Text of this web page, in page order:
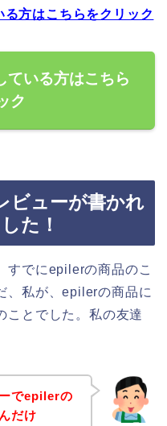
方はこちらをクリック
いる方はこちら
ク
ビューが書かれ
た！
すでにepilerの商品のこ
、私が、epilerの商品に
ことでした。私の友達
でepilerの
だけ